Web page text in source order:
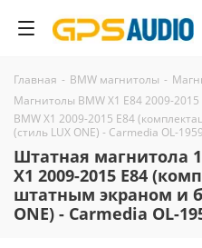
Главная - BMW магнитолы -
Магнитолы BMW X1 E84 2009-2015
BMW X1 2009-2015 E84
(стиль LUX ONE) - Carmedia OL-1959
Штатная магнитола
X1 2009-2015 E84
штатным экраном и
ONE) - Carmedia OL-